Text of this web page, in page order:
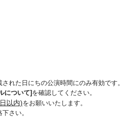
れた日にちの公演時間にのみ有効です。
について] を確認してください。
以内)をお願いいたします。
さい。